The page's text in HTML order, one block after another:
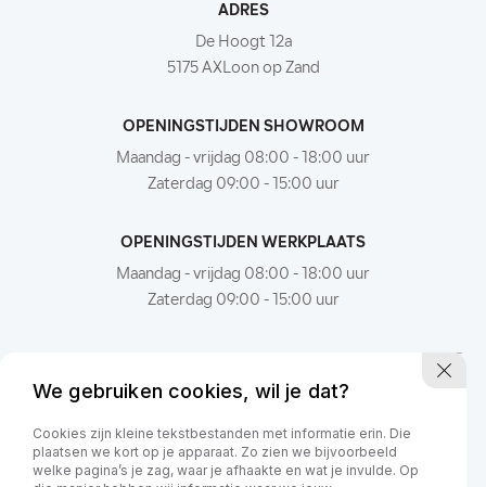
ADRES
De Hoogt 12a
5175 AXLoon op Zand
OPENINGSTIJDEN SHOWROOM
Maandag - vrijdag 08:00 - 18:00 uur
Zaterdag 09:00 - 15:00 uur
OPENINGSTIJDEN WERKPLAATS
Maandag - vrijdag 08:00 - 18:00 uur
Zaterdag 09:00 - 15:00 uur
We gebruiken cookies, wil je dat?
Cookies zijn kleine tekstbestanden met informatie erin. Die
plaatsen we kort op je apparaat. Zo zien we bijvoorbeeld
welke pagina’s je zag, waar je afhaakte en wat je invulde. Op